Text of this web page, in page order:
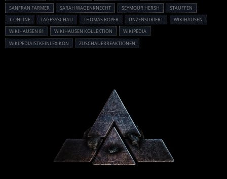
SANFRAN FARMER
SARAH WAGENKNECHT SEYMOUR HERSH
STAUFFEN
T-ONLINE
TAGESSSCHAU THOMAS RÖPER UNZENSURIERT
WIKIHAUSEN
WIKIHAUSEN 81
WIKIHAUSEN KOLLEKTION
WIKIPEDIA
WIKIPEDIAISTKEINLEXIKON
ZUSCHAUERREAKTIONEN
Powered By :